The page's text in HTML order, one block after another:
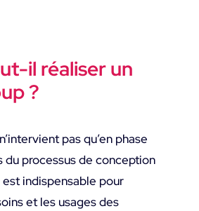
il réaliser un
?
pas qu’en phase
du processus de conception
est indispensable pour
et les usages des